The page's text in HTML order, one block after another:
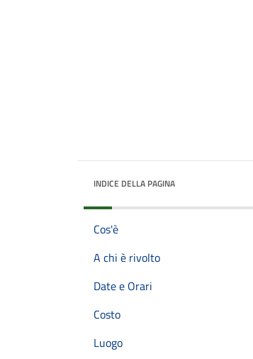
INDICE DELLA PAGINA
Cos'è
A chi è rivolto
Date e Orari
Costo
Luogo